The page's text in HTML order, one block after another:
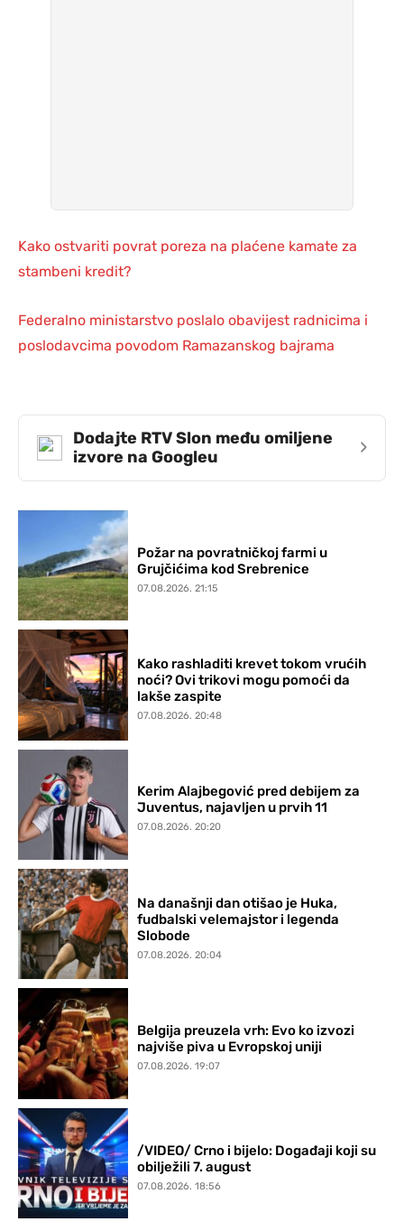
Kako ostvariti povrat poreza na plaćene kamate za
stambeni kredit?
Federalno ministarstvo poslalo obavijest radnicima i
poslodavcima povodom Ramazanskog bajrama
Dodajte RTV Slon među omiljene
izvore na Googleu
›
Požar na povratničkoj farmi u
Grujčićima kod Srebrenice
07.08.2026. 21:15
Kako rashladiti krevet tokom vrućih
noći? Ovi trikovi mogu pomoći da
lakše zaspite
07.08.2026. 20:48
Kerim Alajbegović pred debijem za
Juventus, najavljen u prvih 11
07.08.2026. 20:20
Na današnji dan otišao je Huka,
fudbalski velemajstor i legenda
Slobode
07.08.2026. 20:04
Belgija preuzela vrh: Evo ko izvozi
najviše piva u Evropskoj uniji
07.08.2026. 19:07
/VIDEO/ Crno i bijelo: Događaji koji su
obilježili 7. august
07.08.2026. 18:56